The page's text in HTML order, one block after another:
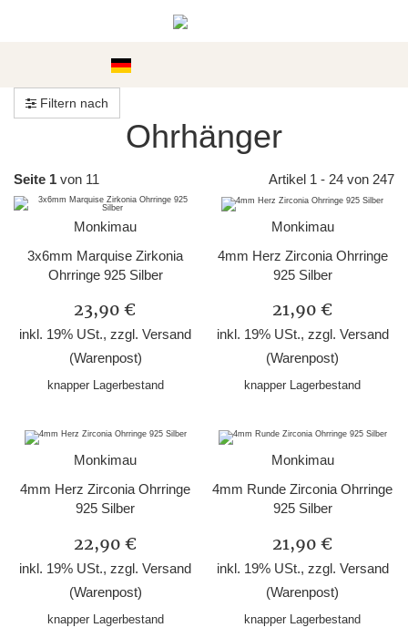
Filtern nach
Ohrhänger
Seite 1 von 11 Artikel 1 - 24 von 247
Monkimau
3x6mm Marquise Zirkonia
Ohrringe 925 Silber
23,90 €
inkl. 19% USt., zzgl.Versand
(Warenpost)
knapper Lagerbestand
Monkimau
4mm Herz Zirconia Ohrringe
925 Silber
21,90 €
inkl. 19% USt., zzgl. Versand
(Warenpost)
knapper Lagerbestand
Monkimau
4mm Herz Zirconia Ohrringe
925 Silber
22,90 €
inkl. 19% USt., zzgl.Versand
(Warenpost)
knapper Lagerbestand
Monkimau
4mm Runde Zirconia Ohrringe
925 Silber
21,90 €
inkl. 19% USt., zzgl. Versand
(Warenpost)
knapper Lagerbestand